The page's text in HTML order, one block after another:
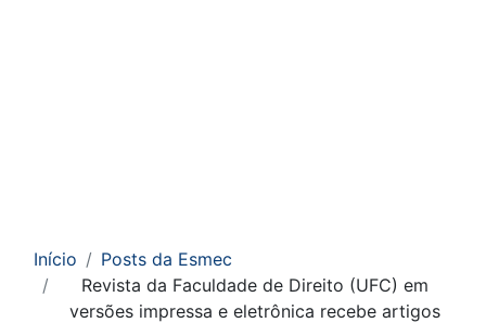
Início
Posts da Esmec
Revista da Faculdade de Direito (UFC) em
versões impressa e eletrônica recebe artigos